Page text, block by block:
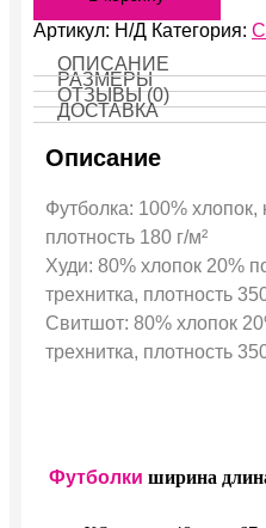
Артикул: Н/Д Категория:
ОПИСАНИЕ
РАЗМЕРЫ
ОТЗЫВЫ (0)
ДОСТАВКА
Описание
Футболка: 100% хлопок,
плотность 180 г/м²
Худи: 80% хлопок 20%
трехнитка, плотность
Свитшот: 80% хлопок
трехнитка, плотность
Футболки ширина